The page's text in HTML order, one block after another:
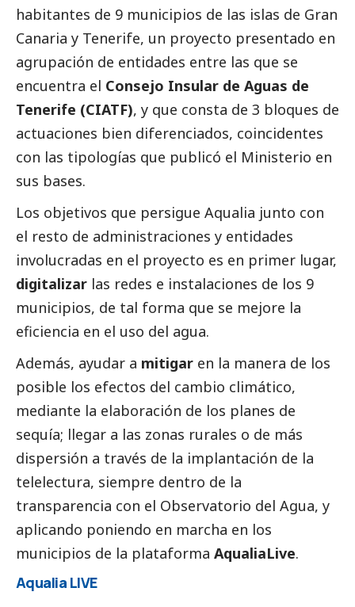
habitantes de 9 municipios de las islas de Gran
Canaria y Tenerife, un proyecto presentado en
agrupación de entidades entre las que se
encuentra el Consejo Insular de Aguas de
Tenerife (CIATF), y que consta de 3 bloques de
actuaciones bien diferenciados, coincidentes
con las tipologías que publicó el Ministerio en
sus bases.
Los objetivos que persigue Aqualia junto con
el resto de administraciones y entidades
involucradas en el proyecto es en primer lugar,
digitalizar las redes e instalaciones de los 9
municipios, de tal forma que se mejore la
eficiencia en el uso del agua.
Además, ayudar a mitigar en la manera de los
posible los efectos del cambio climático,
mediante la elaboración de los planes de
sequía; llegar a las zonas rurales o de más
dispersión a través de la implantación de la
telelectura, siempre dentro de la
transparencia con el Observatorio del Agua, y
aplicando poniendo en marcha en los
municipios de la plataforma AqualiaLive.
Aqualia LIVE